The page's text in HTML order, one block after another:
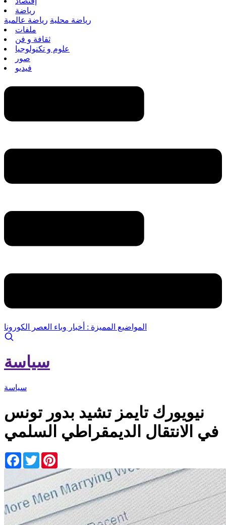
رياضة
رياضة محلية رياضة عالمية
ملفات
ثقافة و فن
علوم و تكنولوجيا
صور
فيديو
المواضيع المميزة : أخبار وباء العصر الكورونا
سياسة
سياسة
نيويورك تايمز تشيد بدور تونس
في الانتقال الديمقراطي السلمي
Facebook
Twitter